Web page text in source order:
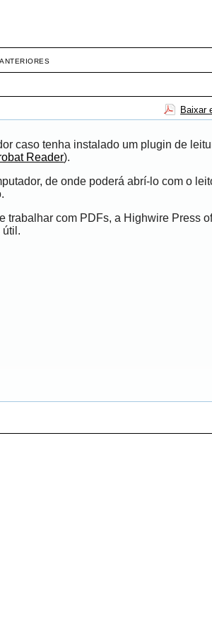
ANTERIORES
Baixar
caso tenha instalado um plugin de
Reader).
de onde poderá abrí-lo com o
trabalhar com PDFs, a Highwire Press
útil.